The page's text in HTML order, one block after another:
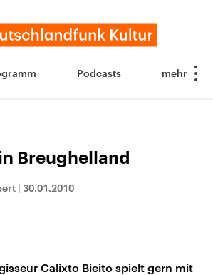
Podcasts
Breughelland
| 30.01.2010
Calixto Bieito spielt gern mit